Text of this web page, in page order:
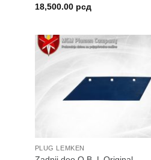
18,500.00 рсд
PLUG LEMKEN